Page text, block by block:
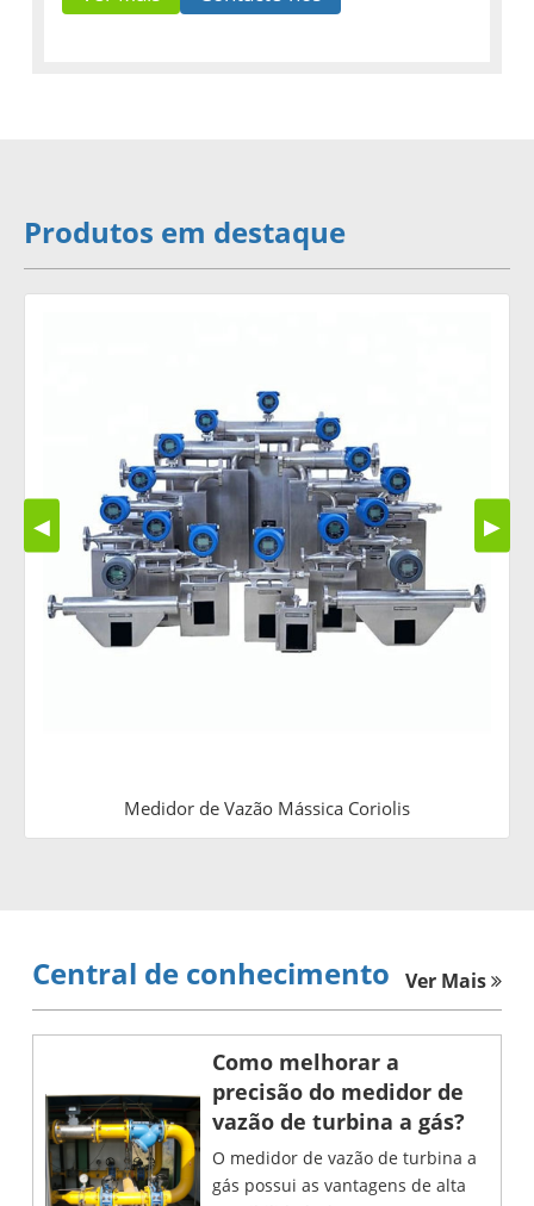
Produtos em destaque
Medidor de Vazão Mássica Coriolis
◀ ▶
Central de conhecimento Ver Mais
Como melhorar a
precisão do medidor de
vazão de turbina a gás?
O medidor de vazão de turbina a
gás possui as vantagens de alta